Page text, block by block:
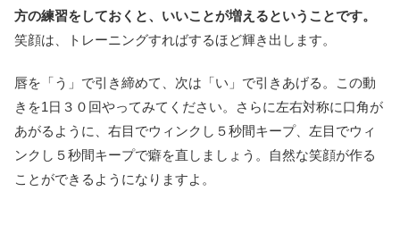
方の練習をしておくと、いいことが増えるということです。
笑顔は、トレーニングすればするほど輝き出します。
唇を「う」で引き締めて、次は「い」で引きあげる。この動
きを1日３０回やってみてください。さらに左右対称に口角が
あがるように、右目でウィンクし５秒間キープ、左目でウィ
ンクし５秒間キープで癖を直しましょう。自然な笑顔が作る
ことができるようになりますよ。